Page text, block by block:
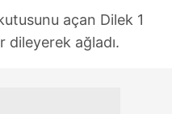
açan Dilek 1
dileyerek ağladı.